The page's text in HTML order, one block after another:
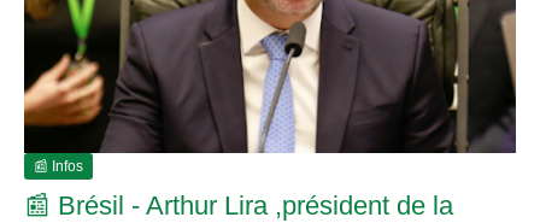
📰 Infos
📰 Brésil - Arthur Lira ,président de la